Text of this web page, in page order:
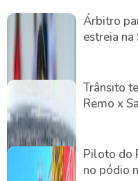
Árbitro
estreia
Trânsito
Remo x
Piloto do
no pódio